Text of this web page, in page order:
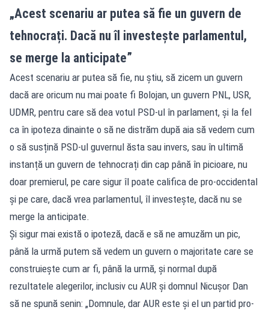
„Acest scenariu ar putea să fie un guvern de
tehnocrați. Dacă nu îl investește parlamentul,
se merge la anticipate”
Acest scenariu ar putea să fie, nu știu, să zicem un guvern
dacă are oricum nu mai poate fi Bolojan, un guvern PNL, USR,
UDMR, pentru care să dea votul PSD-ul în parlament, și la fel
ca în ipoteza dinainte o să ne distrăm după aia să vedem cum
o să susțină PSD-ul guvernul ăsta sau invers, sau în ultimă
instanță un guvern de tehnocrați din cap până în picioare, nu
doar premierul, pe care sigur îl poate califica de pro-occidental
și pe care, dacă vrea parlamentul, îl investește, dacă nu se
merge la anticipate.
Și sigur mai există o ipoteză, dacă e să ne amuzăm un pic,
până la urmă putem să vedem un guvern o majoritate care se
construiește cum ar fi, până la urmă, și normal după
rezultatele alegerilor, inclusiv cu AUR și domnul Nicușor Dan
să ne spună senin: „Domnule, dar AUR este și el un partid pro-